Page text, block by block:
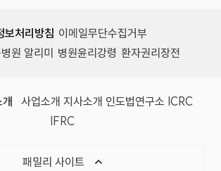
보처리방침 이메일무단수집거부
원 알리미
병원윤리강령 환자권리장전
사업소개 지사소개 인도법연구소 ICRC
IFRC
패밀리 사이트